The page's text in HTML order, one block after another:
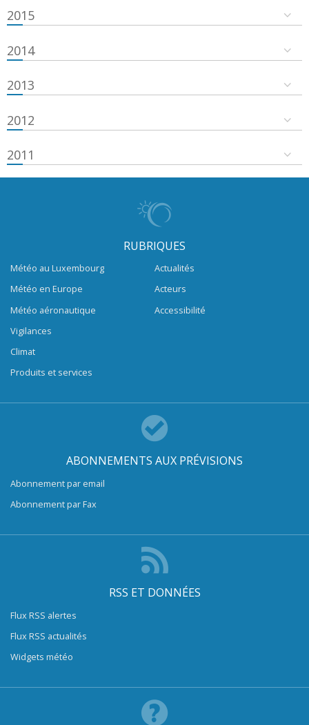
2015
2014
2013
2012
2011
RUBRIQUES
Météo au Luxembourg
Météo en Europe
Météo aéronautique
Vigilances
Climat
Produits et services
Actualités
Acteurs
Accessibilité
ABONNEMENTS AUX PRÉVISIONS
Abonnement par email
Abonnement par Fax
RSS ET DONNÉES
Flux RSS alertes
Flux RSS actualités
Widgets météo